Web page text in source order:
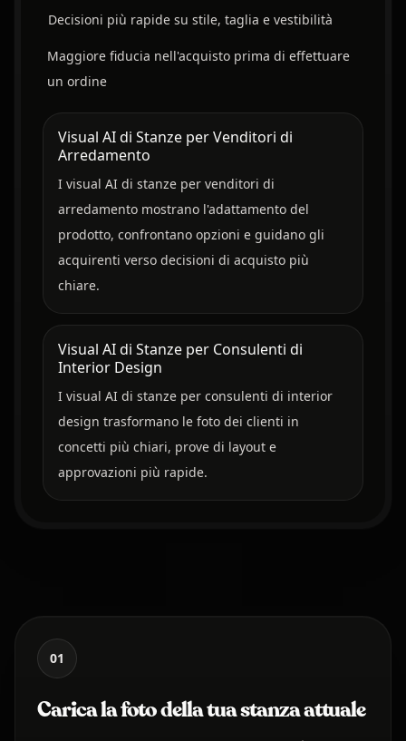
Decisioni più rapide su stile, taglia e vestibilità
Maggiore fiducia nell'acquisto prima di effettuare
un ordine
Visual AI di Stanze per Venditori di
Arredamento
I visual AI di stanze per venditori di
arredamento mostrano l'adattamento del
prodotto, confrontano opzioni e guidano gli
acquirenti verso decisioni di acquisto più
chiare.
Visual AI di Stanze per Consulenti di
Interior Design
I visual AI di stanze per consulenti di interior
design trasformano le foto dei clienti in
concetti più chiari, prove di layout e
approvazioni più rapide.
01
Carica la foto della tua stanza attuale